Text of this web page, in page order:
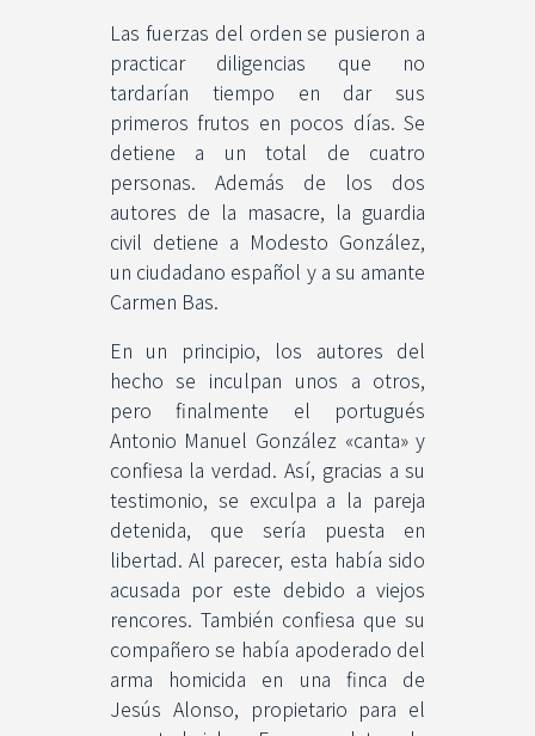
Las fuerzas del orden se pusieron a
practicar diligencias que no
tardarían tiempo en dar sus
primeros frutos en pocos días. Se
detiene a un total de cuatro
personas. Además de los dos
autores de la masacre, la guardia
civil detiene a Modesto González,
un ciudadano español y a su amante
Carmen Bas.
En un principio, los autores del
hecho se inculpan unos a otros,
pero finalmente el portugués
Antonio Manuel González «canta» y
confiesa la verdad. Así, gracias a su
testimonio, se exculpa a la pareja
detenida, que sería puesta en
libertad. Al parecer, esta había sido
acusada por este debido a viejos
rencores. También confiesa que su
compañero se había apoderado del
arma homicida en una finca de
Jesús Alonso, propietario para el